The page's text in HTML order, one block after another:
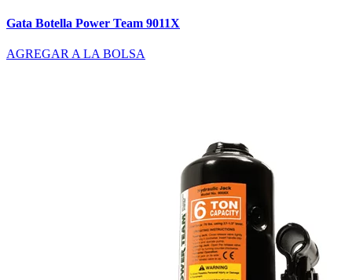
Gata Botella Power Team 9011X
AGREGAR A LA BOLSA